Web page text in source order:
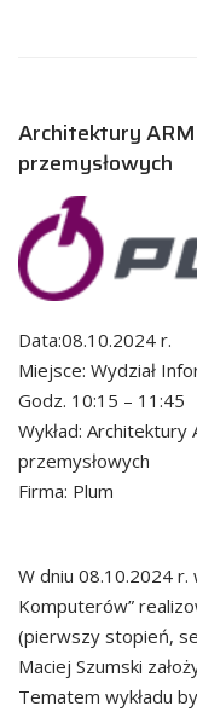
Architektury
przemysłowych
Data:08.10.2024 r.
Miejsce: Wydział
Godz. 10:15 – 11:45
Wykład:
przemysłowych
Firma: Plum
W dniu 08.10.2024
Komputerów”
(pierwszy stopień,
Maciej Szumski
Tematem wykładu